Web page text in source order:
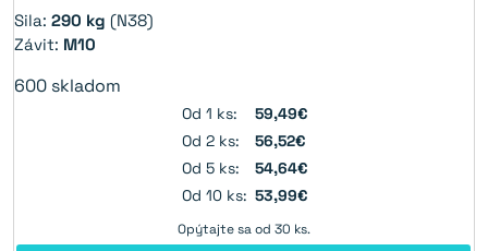
Sila: 290 kg (N38)
Závit: M10
600 skladom
Od 1 ks:
59,49€
Od 2 ks:
56,52€
Od 5 ks:
54,64€
Od 10 ks: 53,99€
Opýtajte sa od 30 ks.